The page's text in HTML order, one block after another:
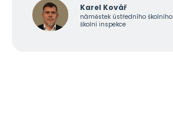
Karel Kovář
náměstek ústředního
školní inspekce